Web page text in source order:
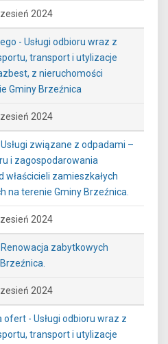
2024
- Usługi odbioru wraz z
transport i utylizacje
z nieruchomości
Gminy Brzeźnica
2024
związane z odpadami –
i zagospodarowania
zamieszkałych
na terenie Gminy Brzeźnica.
2024
zabytkowych
2024
ofert - Usługi odbioru wraz z
transport i utylizacje